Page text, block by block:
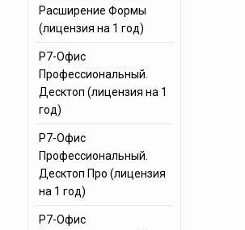
Расширение Формы
(лицензия на 1 год)
Р7-Офис
Профессиональный.
Десктоп (лицензия на 1
год)
Р7-Офис
Профессиональный.
Десктоп Про (лицензия
на 1 год)
Р7-Офис